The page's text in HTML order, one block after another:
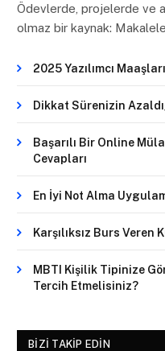
Ödevlerde, projelerde ve
olmaz bir kaynak:
2025 Yazılımcı Maaşları
Dikkat Sürenizin
Başarılı Bir Online
Cevapları
En İyi Not Alma
Karşılıksız Burs Veren
MBTI Kişilik Tipinize
Tercih Etmelisiniz?
BIZI TAKIP EDIN